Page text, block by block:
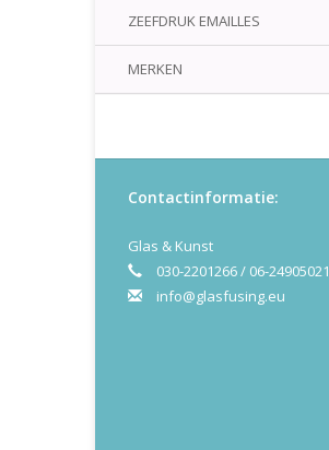
ZEEFDRUK EMAILLES
MERKEN
Contactinformatie:
Glas & Kunst
030-2201266 / 06-24905021
info@glasfusing.eu